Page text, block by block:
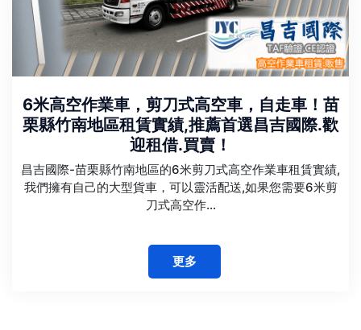
6米高空作業車，剪刀式高空車，自走車！苗
栗縣竹南地區租賃實績,推薦首選昌吉國際.歡
迎租借.買賣！
昌吉國際-苗栗縣竹南地區的6米剪刀式高空作業車租賃實績,
我們擁有自己的大型貨車，可以靈活配送,如果您需要6米剪
刀式高空作...
更多